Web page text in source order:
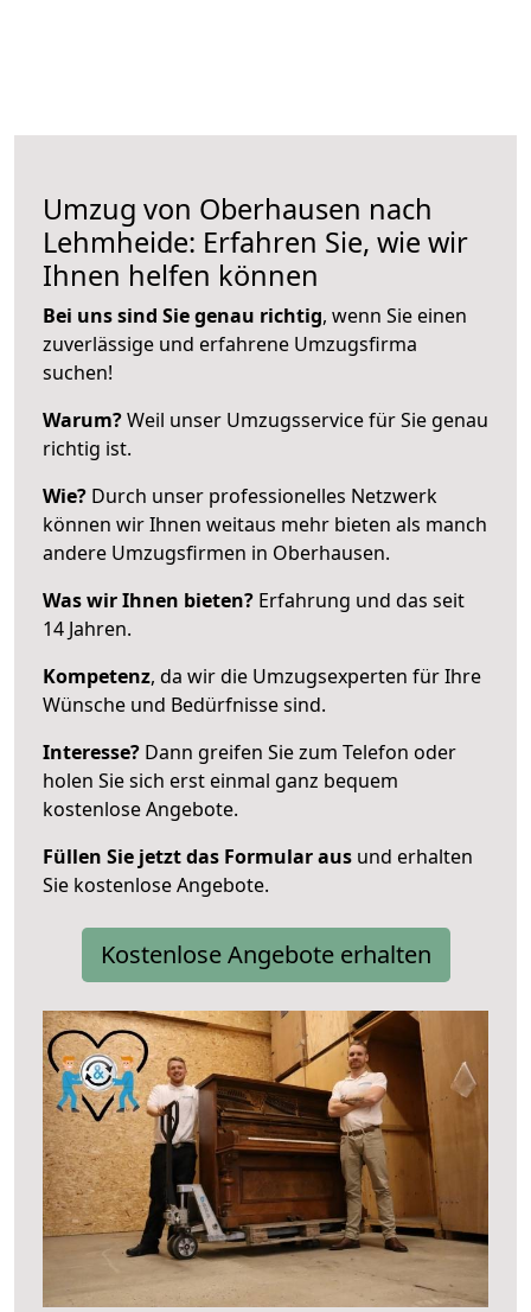
Umzug von Oberhausen nach
Lehmheide: Erfahren Sie, wie wir
Ihnen helfen können
Bei uns sind Sie genau richtig, wenn Sie einen
zuverlässige und erfahrene Umzugsfirma
suchen!
Warum?Weil unser Umzugsservice für Sie genau
richtig ist.
Wie? Durch unser professionelles Netzwerk
können wir Ihnen weitaus mehr bieten als manch
andere Umzugsfirmen in Oberhausen.
Was wir Ihnen bieten? Erfahrung und das seit
14 Jahren.
Kompetenz, da wir die Umzugsexperten für Ihre
Wünsche und Bedürfnisse sind.
Interesse? Dann greifen Sie zum Telefon oder
holen Sie sich erst einmal ganz bequem
kostenlose Angebote.
Füllen Sie jetzt das Formular aus und erhalten
Sie kostenlose Angebote.
Kostenlose Angebote erhalten